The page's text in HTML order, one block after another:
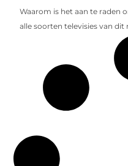
Waarom is het aan te raden
alle soorten televisies van